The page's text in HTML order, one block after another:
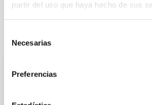
partir del uso que haya hecho de sus
Necesarias
Preferencias
Tribunal titular
Presidente/a